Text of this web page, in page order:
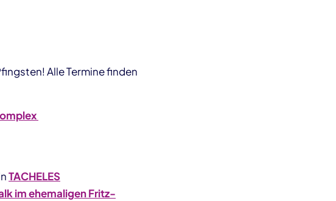
Alle Termine finden
TACHELES
im ehemaligen Fritz-